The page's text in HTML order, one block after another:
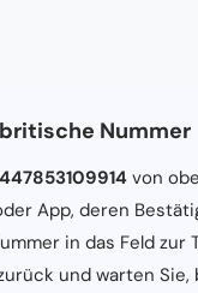
Nummer
von
App, deren
in das Feld zur
und warten